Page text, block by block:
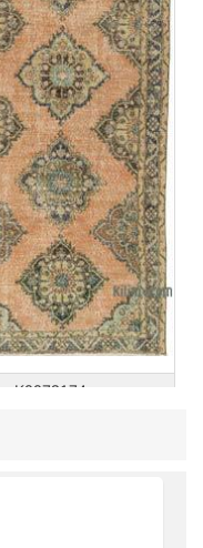
- K0073174